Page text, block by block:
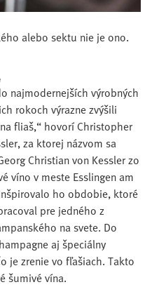
alebo sektu nie je ono.
najmodernejších výrobných
rokoch výrazne zvýšili
fliaš,“ hovorí Christopher
za ktorej názvom sa
Christian von Kessler zo
víno v meste Esslingen am
ho obdobie, ktoré
pre jedného z
na svete. Do
aj špeciálny
je zrenie vo fľašiach. Takto
šumivé vína.